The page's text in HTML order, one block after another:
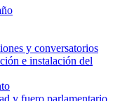
y conversatorios
e instalación del
y fuero parlamentario